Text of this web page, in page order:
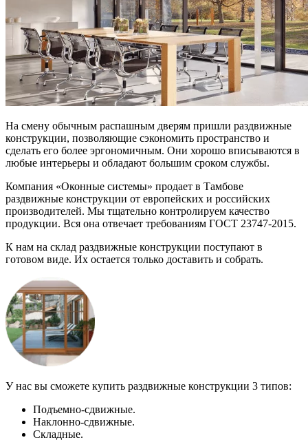
На смену обычным распашным дверям пришли раздвижные
конструкции, позволяющие сэкономить пространство и
сделать его более эргономичным. Они хорошо вписываются в
любые интерьеры и обладают большим сроком службы.
Компания «Оконные системы» продает в Тамбове
раздвижные конструкции от европейских и российских
производителей. Мы тщательно контролируем качество
продукции. Вся она отвечает требованиям ГОСТ 23747-2015.
К нам на склад раздвижные конструкции поступают в
готовом виде. Их остается только доставить и собрать.
У нас вы сможете купить раздвижные конструкции 3 типов:
Подъемно-сдвижные.
Наклонно-сдвижные.
Складные.